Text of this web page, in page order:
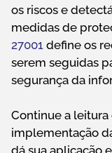
os riscos e
medidas de
27001 define os
serem seguidas
segurança da
Continue a
implementação